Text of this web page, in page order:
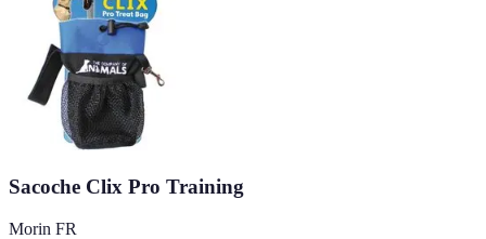
Sacoche Clix Pro Training
Morin FR